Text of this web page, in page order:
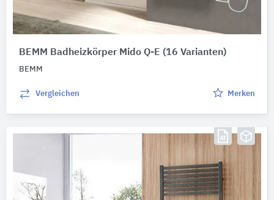
BEMM Badheizkörper Mido Q-E (16 Varianten)
BEMM
Vergleichen Merken